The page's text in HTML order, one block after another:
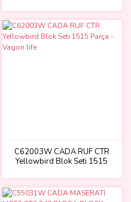
C62003W CADA RUF CTR
Yellowbird Blok Seti 1515